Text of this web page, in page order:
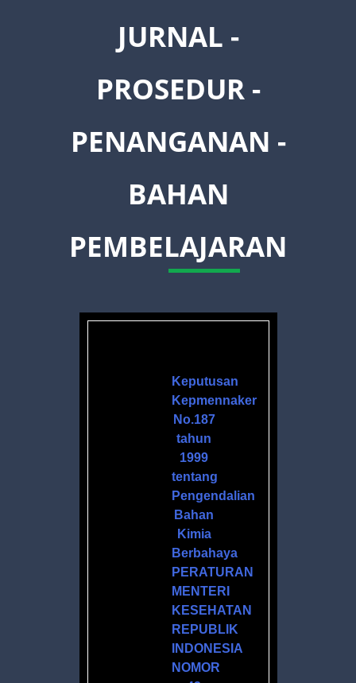
JURNAL -
PROSEDUR -
PENANGANAN -
BAHAN
PEMBELAJARAN
Keputusan
Kepmennaker
No.187
tahun
1999
tentang
Pengendalian
Bahan
Kimia
Berbahaya
PERATURAN
MENTERI
KESEHATAN
REPUBLIK
INDONESIA
NOMOR